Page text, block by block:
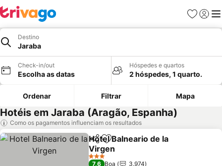
Favoritos
Iniciar
Destino
Jaraba
Check-in/out
Escolha as datas
Hóspedes e quartos
2 hóspedes, 1 quarto.
Ordenar Filtrar Mapa
Hotéis em Jaraba (Aragão, Espanha)
Como os pagamentos influenciam os resultados
PartilharAdicionar aos favoritos
Hotel Balneario de la
Virgen
Ver preços
3 Estrelas
7,6 Boa
3.974